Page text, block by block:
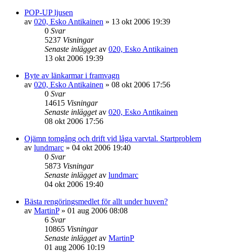
POP-UP ljusen
av 020, Esko Antikainen » 13 okt 2006 19:39
0 Svar
5237 Visningar
Senaste inläggetav 020, Esko Antikainen
13 okt 2006 19:39
Byte av länkarmar i framvagn
av 020, Esko Antikainen » 08 okt 2006 17:56
0 Svar
14615 Visningar
Senaste inläggetav 020, Esko Antikainen
08 okt 2006 17:56
Ojämn tomgång och drift vid låga varvtal. Startproblem
av lundmarc » 04 okt 2006 19:40
0 Svar
5873 Visningar
Senaste inläggetav lundmarc
04 okt 2006 19:40
Bästa rengöringsmedlet för allt under huven?
av MartinP» 01 aug 2006 08:08
6 Svar
10865 Visningar
Senaste inläggetav MartinP
01 aug 2006 10:19